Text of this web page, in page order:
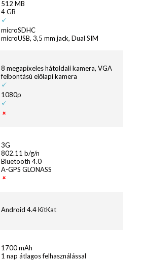
512 MB
4 GB
microSDHC
microUSB, 3,5 mm jack, Dual SIM
8 megapixeles hátoldali kamera, VGA
felbontású előlapi kamera
1080p
3G
802.11 b/g/n
Bluetooth 4.0
A-GPS GLONASS
Android 4.4 KitKat
1700 mAh
1 nap átlagos felhasználással